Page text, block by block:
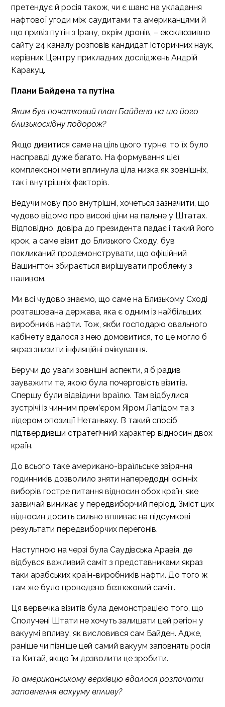
претендує й росія також, чи є шанс на укладання
нафтової угоди між саудитами та американцями й
що привіз путін з Ірану, окрім дронів, – ексклюзивно
сайту 24 каналу розповів кандидат історичних наук,
керівник Центру прикладних досліджень Андрій
Каракуц.
Плани Байдена та путіна
Яким був початковий план Байдена на цю його
близькосхідну подорож?
Якщо дивитися саме на ціль цього турне, то їх було
насправді дуже багато. На формування цієї
комплексної мети вплинула ціла низка як зовнішніх,
так і внутрішніх факторів.
Ведучи мову про внутрішні, хочеться зазначити, що
чудово відомо про високі ціни на пальне у Штатах.
Відповідно, довіра до президента падає і такий його
крок, а саме візит до Близького Сходу, був
покликаний продемонструвати, що офіційний
Вашингтон збирається вирішувати проблему з
паливом.
Ми всі чудово знаємо, що саме на Близькому Сході
розташована держава, яка є одним із найбільших
виробників нафти. Тож, якби господарю овального
кабінету вдалося з нею домовитися, то це могло б
якраз знизити інфляційні очікування.
Беручи до уваги зовнішні аспекти, я б радив
зауважити те, якою була почерговість візитів.
Спершу були відвідини Ізраїлю. Там відбулися
зустрічі із чинним прем’єром Яіром Лапідом та з
лідером опозиції Нетаньяху. В такий спосіб
підтвердивши стратегічний характер відносин двох
країн.
До всього таке американо-ізраїльське звіряння
годинників дозволило зняти напередодні осінніх
виборів гостре питання відносин обох країн, яке
зазвичай виникає у передвиборчий період. Зміст цих
відносин досить сильно впливає на підсумкові
результати передвиборчих перегонів.
Наступною на черзі була Саудівська Аравія, де
відбувся важливий саміт з представниками якраз
таки арабських країн-виробників нафти. До того ж
там же було проведено безпековий саміт.
Ця вервечка візитів була демонстрацією того, що
Сполучені Штати не хочуть залишати цей регіон у
вакуумі впливу, як висловився сам Байден. Адже,
раніше чи пізніше цей самий вакуум заповнять росія
та Китай, якщо їм дозволити це зробити.
То американському верхівцю вдалося розпочати
заповнення вакууму впливу?